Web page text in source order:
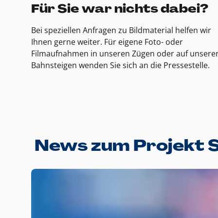
Für Sie war nichts dabei?
Bei speziellen Anfragen zu Bildmaterial helfen wir
Ihnen gerne weiter. Für eigene Foto- oder
Filmaufnahmen in unseren Zügen oder auf
Bahnsteigen wenden Sie sich an die Pressestelle.
News zum Projekt